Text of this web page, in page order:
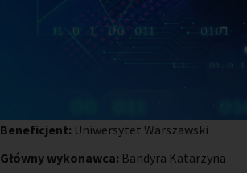
Beneficjent: Uniwersytet Warszawski
Główny wykonawca: Bandyra Katarzyna